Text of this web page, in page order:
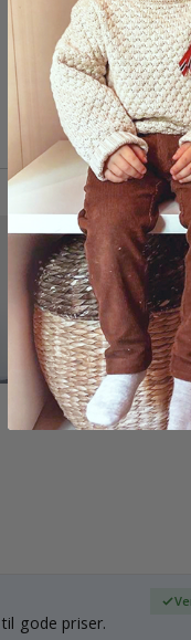
gode priser.